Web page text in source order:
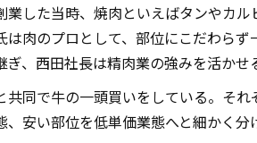
業した当時、焼肉といえばタンやカ
は肉のプロとして、部位にこだわら
ぎ、西田社長は精肉業の強みを活かせ
共同で牛の一頭買いをしている。そ
、安い部位を低単価業態へと細かく